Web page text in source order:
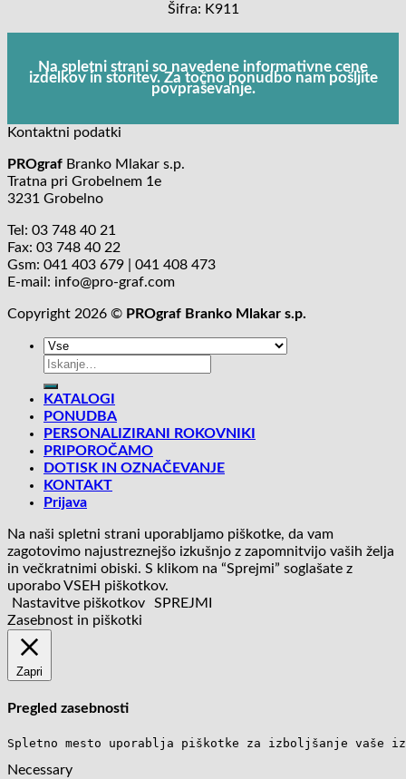
Šifra: K911
Na spletni strani so navedene informativne cene
izdelkov in storitev. Za točno ponudbo nam pošljite
povpraševanje.
Kontaktni podatki
PROgraf Branko Mlakar s.p.
Tratna pri Grobelnem 1e
3231 Grobelno
Tel: 03 748 40 21
Fax: 03 748 40 22
Gsm: 041 403 679 | 041 408 473
E-mail: info@pro-graf.com
Copyright 2026 © PROgraf Branko Mlakar s.p.
Išči:
KATALOGI
PONUDBA
PERSONALIZIRANI ROKOVNIKI
PRIPOROČAMO
DOTISK IN OZNAČEVANJE
KONTAKT
Prijava
Na naši spletni strani uporabljamo piškotke, da vam
zagotovimo najustreznejšo izkušnjo z zapomnitvijo vaših želja
in večkratnimi obiski. S klikom na “Sprejmi” soglašate z
uporabo VSEH piškotkov.
Nastavitve piškotkov
SPREJMI
Zasebnost in piškotki
Zapri
Pregled zasebnosti
Spletno mesto uporablja piškotke za izboljšanje vaše
Necessary